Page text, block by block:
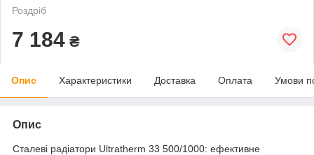
Роздріб
7 184 ₴
Опис Характеристики Доставка Оплата Умови
Опис
Сталеві радіатори Ultratherm 33 500/1000: ефективне